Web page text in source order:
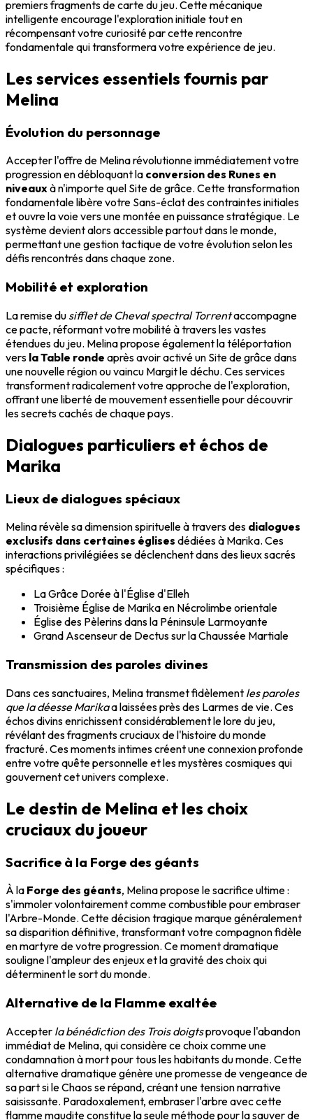
premiers fragments de carte du jeu. Cette mécanique
intelligente encourage l'exploration initiale tout en
récompensant votre curiosité par cette rencontre
fondamentale qui transformera votre expérience de jeu.
Les services essentiels fournis par
Melina
Évolution du personnage
Accepter l'offre de Melina révolutionne immédiatement votre
progression en débloquant la conversion des Runes en
niveauxà n'importe quel Site de grâce. Cette transformation
fondamentale libère votre Sans-éclat des contraintes initiales
et ouvre la voie vers une montée en puissance stratégique. Le
système devient alors accessible partout dans le monde,
permettant une gestion tactique de votre évolution selon les
défis rencontrés dans chaque zone.
Mobilité et exploration
La remise du sifflet de Cheval spectral Torrentaccompagne
ce pacte, réformant votre mobilité à travers les vastes
étendues du jeu. Melina propose également la téléportation
vers la Table ronde après avoir activé un Site de grâce dans
une nouvelle région ou vaincu Margit le déchu. Ces services
transforment radicalement votre approche de l'exploration,
offrant une liberté de mouvement essentielle pour découvrir
les secrets cachés de chaque pays.
Dialogues particuliers et échos de
Marika
Lieux de dialogues spéciaux
Melina révèle sa dimension spirituelle à travers des dialogues
exclusifs dans certaines églises dédiées à Marika. Ces
interactions privilégiées se déclenchent dans des lieux sacrés
spécifiques :
La Grâce Dorée à l'Église d'Elleh
Troisième Église de Marika en Nécrolimbe orientale
Église des Pèlerins dans la Péninsule Larmoyante
Grand Ascenseur de Dectus sur la Chaussée Martiale
Transmission des paroles divines
Dans ces sanctuaires, Melina transmet fidèlement les paroles
que la déesse Marikaa laissées près des Larmes de vie. Ces
échos divins enrichissent considérablement le lore du jeu,
révélant des fragments cruciaux de l'histoire du monde
fracturé. Ces moments intimes créent une connexion profonde
entre votre quête personnelle et les mystères cosmiques qui
gouvernent cet univers complexe.
Le destin de Melina et les choix
cruciaux du joueur
Sacrifice à la Forge des géants
À la Forge des géants, Melina propose le sacrifice ultime :
s'immoler volontairement comme combustible pour embraser
l'Arbre-Monde. Cette décision tragique marque généralement
sa disparition définitive, transformant votre compagnon fidèle
en martyre de votre progression. Ce moment dramatique
souligne l'ampleur des enjeux et la gravité des choix qui
déterminent le sort du monde.
Alternative de la Flamme exaltée
Accepter la bénédiction des Trois doigtsprovoque l'abandon
immédiat de Melina, qui considère ce choix comme une
condamnation à mort pour tous les habitants du monde. Cette
alternative dramatique génère une promesse de vengeance de
sa part si le Chaos se répand, créant une tension narrative
saisissante. Paradoxalement, embraser l'arbre avec cette
flamme maudite constitue la seule méthode pour la sauver de